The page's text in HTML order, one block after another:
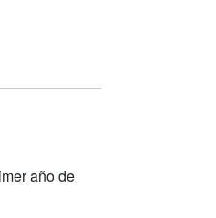
año de